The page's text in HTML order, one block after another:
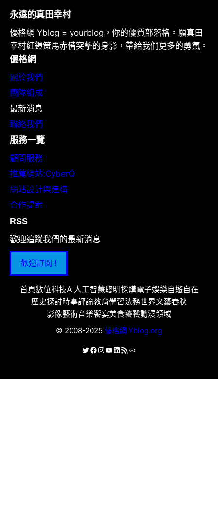
永遠的真田幸村
優格網 Yblog = yourblog，你的優質部落格。願真田
幸村紅鎧策馬赤備突擊的身影，帶給我們更多的勇氣。
優格網
關於我們
團隊組成
最新消息
聯絡我們
服務一覽
顧問服務
推薦網站:CyberQ
網站設計與建構
合作提案
RSS
歡迎追蹤我們的最新消息
歡迎訂閱 !
首頁數位科技AI人工智慧聰明採購電子娛樂自遊自在
歷史探討時事評論教育學習法務世界文藝春秋
影像藝術音樂饗宴美食饕餮動漫領域
© 2008-2025 優格網 Yblog.org
X Facebook
Instagram
YouTube
LinkedIn
RSS 資訊提供連結